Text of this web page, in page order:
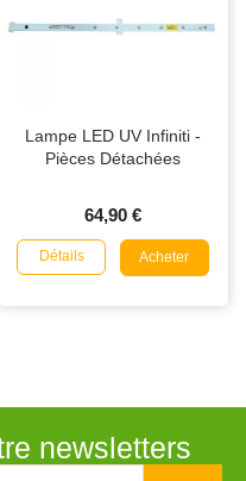
Lampe LED UV Infiniti -
Pièces Détachées
64,90 €
Détails Acheter
newsletters